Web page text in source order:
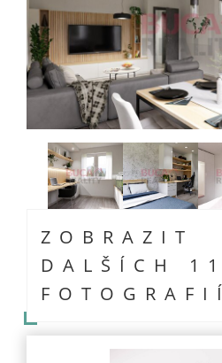
ZOBRAZIT
DALŠÍCH 11
FOTOGRAFIÍ